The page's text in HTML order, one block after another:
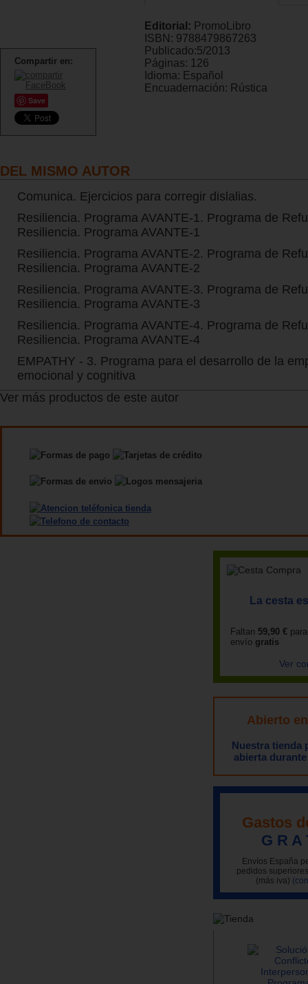
Compartir en:
Save
Editorial: PromoLibro
ISBN: 9788479867263
Publicado:5/2013
Páginas: 126
Idioma: Español
Encuadernación: Rústica
DEL MISMO AUTOR
Comunica. Ejercicios para corregir dislalias.
Resiliencia. Programa AVANTE-1. Programa de
Resiliencia. Programa AVANTE-1
Resiliencia. Programa AVANTE-2. Programa de
Resiliencia. Programa AVANTE-2
Resiliencia. Programa AVANTE-3. Programa de
Resiliencia. Programa AVANTE-3
Resiliencia. Programa AVANTE-4. Programa de
Resiliencia. Programa AVANTE-4
EMPATHY - 3. Programa para el desarrollo de la
emocional y cognitiva
Ver más productos de este autor
La cesta
Faltan 59,90 €
envío gratis
Ver
Abierto
Nuestra tienda
abierta
Gastos
G R A
Envíos España
pedidos
(más iva)